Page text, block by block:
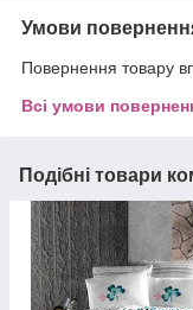
Умови
Повернення товару
Всі умови
Подібні товари